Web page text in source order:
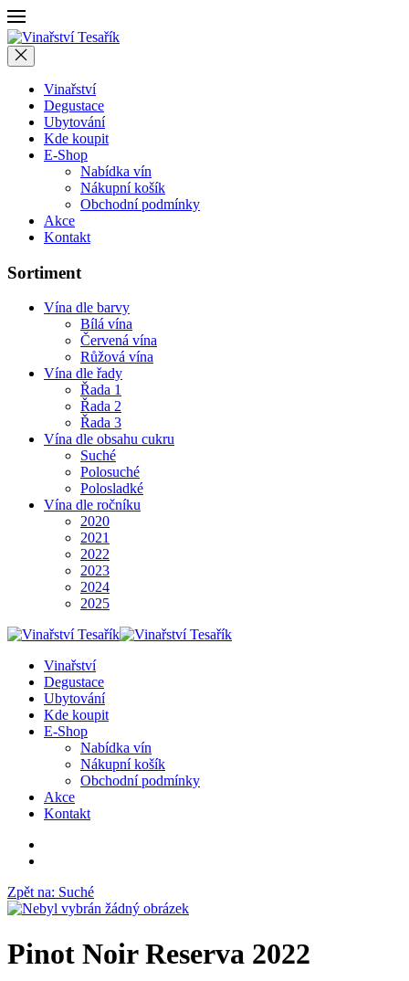
Vinařství
Degustace
Ubytování
Kde koupit
E-Shop
Nabídka vín
Nákupní košík
Obchodní podmínky
Akce
Kontakt
Sortiment
Vína dle barvy
Bílá vína
Červená vína
Růžová vína
Vína dle řady
Řada 1
Řada 2
Řada 3
Vína dle obsahu cukru
Suché
Polosuché
Polosladké
Vína dle ročníku
2020
2021
2022
2023
2024
2025
Vinařství
Degustace
Ubytování
Kde koupit
E-Shop
Nabídka vín
Nákupní košík
Obchodní podmínky
Akce
Kontakt
Zpět na: Suché
Pinot Noir Reserva 2022